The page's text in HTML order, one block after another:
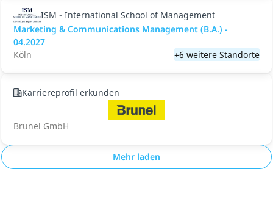
ISM - International School of Management
Marketing & Communications Management (B.A.) -
04.2027
Köln
+6 weitere Standorte
Karriereprofil erkunden
Brunel GmbH
Mehr laden